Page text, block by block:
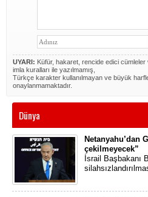
UYARI: Küfür, hakaret, rencide edici cümleler
imla kuralları ile yazılmamış,
Türkçe karakter kullanılmayan ve büyük
onaylanmamaktadır.
Dünya
Netanyahu’dan
çekilmeyecek”
İsrail Başbakanı